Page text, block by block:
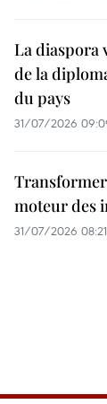
La diaspora
de la
du pays
31/07/2026
moteur des
31/07/2026 08:21